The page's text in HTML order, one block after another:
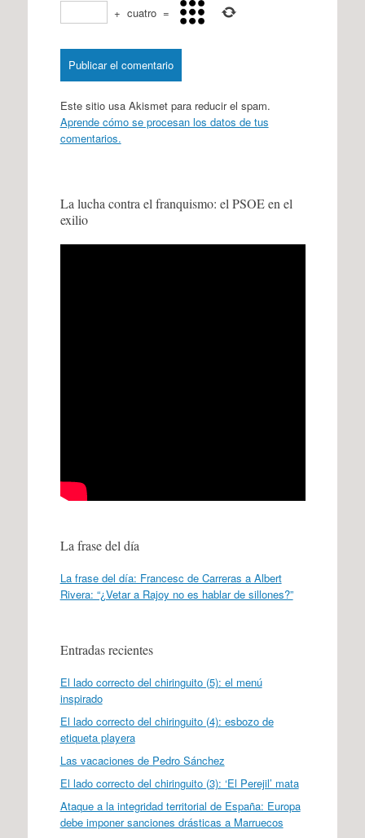
+ cuatro =
Este sitio usa Akismet para reducir el spam.
Aprende cómo se procesan los datos de tus
comentarios.
La lucha contra el franquismo: el PSOE en el
exilio
La frase del día
La frase del día: Francesc de Carreras a Albert
Rivera: “¿Vetar a Rajoy no es hablar de sillones?”
Entradas recientes
El lado correcto del chiringuito (5): el menú
inspirado
El lado correcto del chiringuito (4): esbozo de
etiqueta playera
Las vacaciones de Pedro Sánchez
El lado correcto del chiringuito (3): ‘El Perejil’ mata
Ataque a la integridad territorial de España: Europa
debe imponer sanciones drásticas a Marruecos